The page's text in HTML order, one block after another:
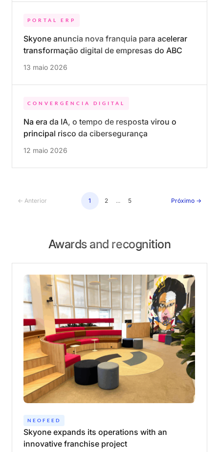
PORTAL ERP
Skyone anuncia nova franquia para acelerar
transformação digital de empresas do ABC e
Baixada Santista
13 maio 2026
CONVERGÊNCIA DIGITAL
Na era da IA, o tempo de resposta virou o
principal risco da cibersegurança
12 maio 2026
← Anterior 1 2 ... 5 Próximo →
Awards and recognition
NEOFEED
Skyone expands its operations with an
innovative franchise project